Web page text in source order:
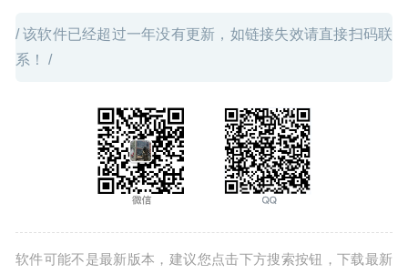
/ 该软件已经超过一年没有更新，如链接失效请直接扫码联
系！ /
软件可能不是最新版本，建议您点击下方搜索按钮，下载最新